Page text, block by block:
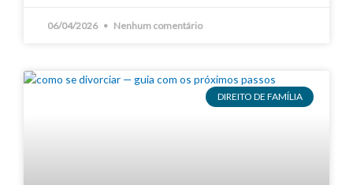
06/04/2026 Nenhum comentário
DIREITO DE FAMÍLIA